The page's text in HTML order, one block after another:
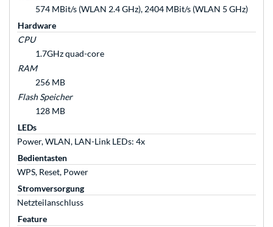
574 MBit/s (WLAN 2.4 GHz), 2404 MBit/s (WLAN 5 GHz)
Hardware
CPU
1.7GHz quad-core
RAM
256 MB
Flash Speicher
128 MB
LEDs
Power, WLAN, LAN-Link LEDs: 4x
Bedientasten
WPS, Reset, Power
Stromversorgung
Netzteilanschluss
Feature